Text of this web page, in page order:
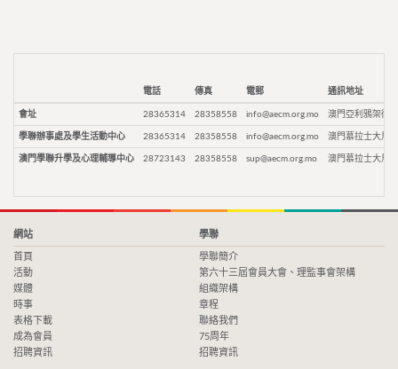
電話 傳真 電郵 通訊地址
會址 28365314 28358558 info@aecm.org.mo 澳門亞利鴉架街9
學聯辦事處及學生活動中心 28365314 28358558 info@aecm.org.mo 澳門慕拉士大馬
澳門學聯升學及心理輔導中心 28723143 28358558 sup@aecm.org.mo 澳門慕拉士大馬
網站
首頁
活動
媒體
時事
表格下載
成為會員
招聘資訊
學聯
學聯簡介
第六十三屆會員大會、理監事會架構
組織架構
章程
聯絡我們
75周年
招聘資訊